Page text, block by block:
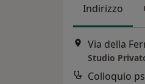
Indirizzo
Via della
Studio
Colloquio